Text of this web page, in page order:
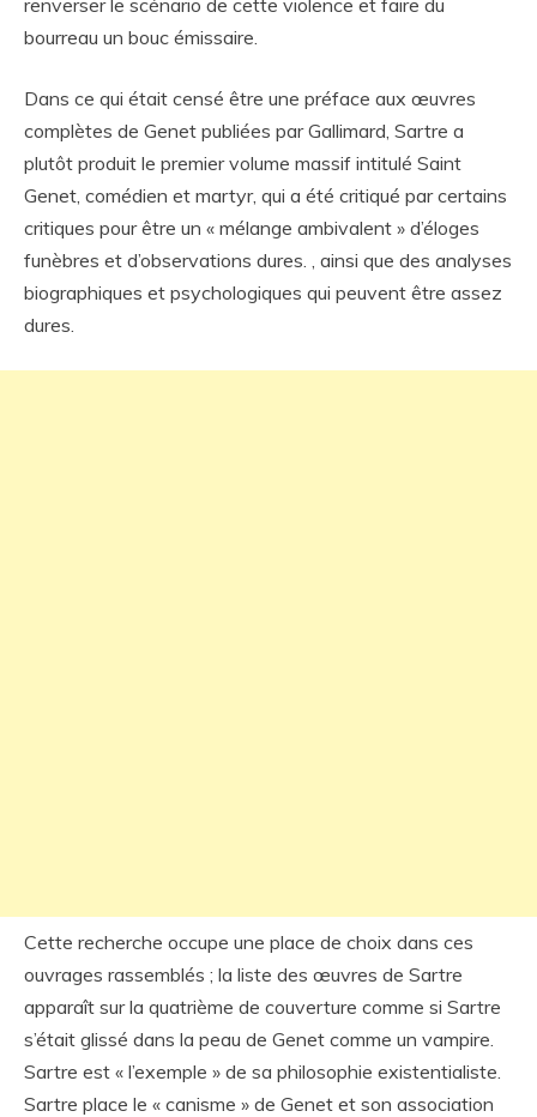
bourreau un bouc émissaire.
Dans ce qui était censé être une préface aux œuvres
complètes de Genet publiées par Gallimard, Sartre a
plutôt produit le premier volume massif intitulé Saint
Genet, comédien et martyr, qui a été critiqué par certains
critiques pour être un « mélange ambivalent » d’éloges
funèbres et d’observations dures. , ainsi que des analyses
biographiques et psychologiques qui peuvent être assez
dures.
Cette recherche occupe une place de choix dans ces
ouvrages rassemblés ; la liste des œuvres de Sartre
apparaît sur la quatrième de couverture comme si Sartre
s’était glissé dans la peau de Genet comme un vampire.
Sartre est « l’exemple » de sa philosophie existentialiste.
Sartre place le « canisme » de Genet et son association